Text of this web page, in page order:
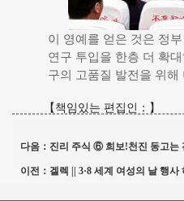
이 영예를 얻은 것은 정
연구 투입을 한층 더 확
구의 고품질 발전을 위
【책임있는 편집인：】
다음： 진리 주식 ⑥ 희보!천진 동고는
이전： 겔렉 || 3·8 세계 여성의 날 행사